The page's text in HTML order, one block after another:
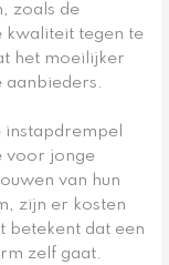
zoals de
kwaliteit tegen te
het moeilijker
aanbieders.
instapdrempel
voor jonge
van hun
zijn er kosten
betekent dat een
zelf gaat.